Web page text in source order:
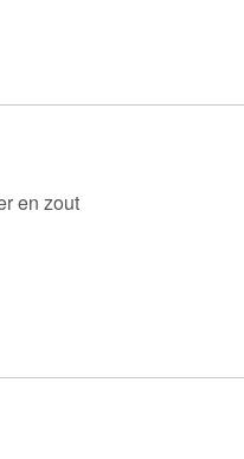
en zout